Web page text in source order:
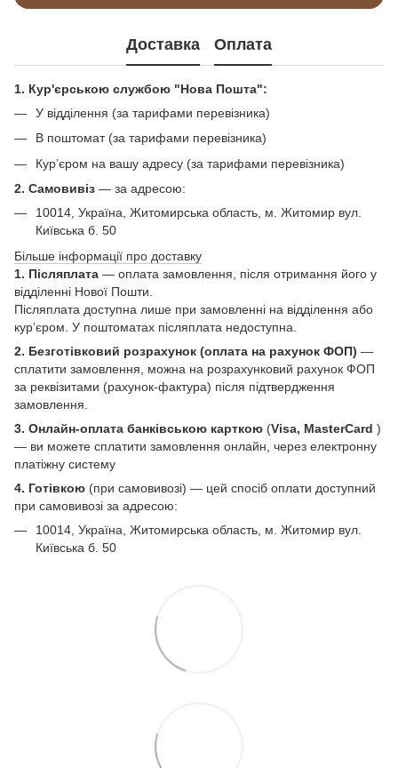
Доставка Оплата
1. Кур'єрською службою "Нова Пошта":
У відділення (за тарифами перевізника)
В поштомат (за тарифами перевізника)
Кур’єром на вашу адресу (за тарифами перевізника)
2. Самовивіз — за адресою:
10014, Україна, Житомирська область, м. Житомир вул.
Київська б. 50
Більше інформації про доставку
1. Післяплата — оплата замовлення, після отримання його у
відділенні Нової Пошти.
Післяплата доступна лише при замовленні на відділення або
кур’єром. У поштоматах післяплата недоступна.
2. Безготівковий розрахунок (оплата на рахунок ФОП) —
сплатити замовлення, можна на розрахунковий рахунок ФОП
за реквізитами (рахунок-фактура) після підтвердження
замовлення.
3. Онлайн-оплата банківською карткою (Visa, MasterCard )
— ви можете сплатити замовлення онлайн, через електронну
платіжну систему
4. Готівкою (при самовивозі) — цей спосіб оплати доступний
при самовивозі за адресою:
10014, Україна, Житомирська область, м. Житомир вул.
Київська б. 50